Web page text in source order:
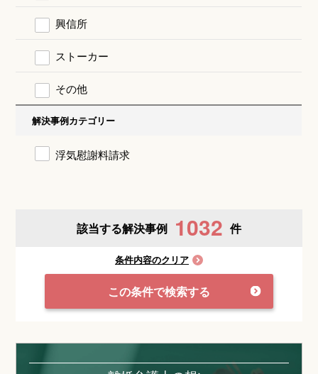
興信所
ストーカー
その他
解決事例カテゴリー
浮気慰謝料請求
該当する解決事例 1032 件
条件内容のクリア
この条件で検索する